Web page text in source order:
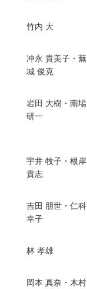
竹内 大
冲永 貴美子・蕪
城 俊克
岩田 大樹・南場
研一
宇井 牧子・根岸
貴志
吉田 朋世・仁科
幸子
林 孝雄
岡本 真奈・木村